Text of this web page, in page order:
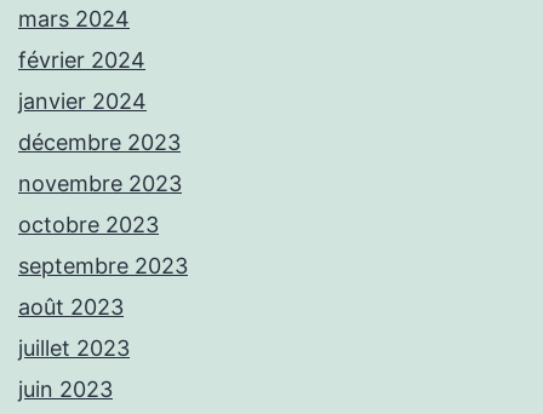
mars 2024
février 2024
janvier 2024
décembre 2023
novembre 2023
octobre 2023
septembre 2023
août 2023
juillet 2023
juin 2023